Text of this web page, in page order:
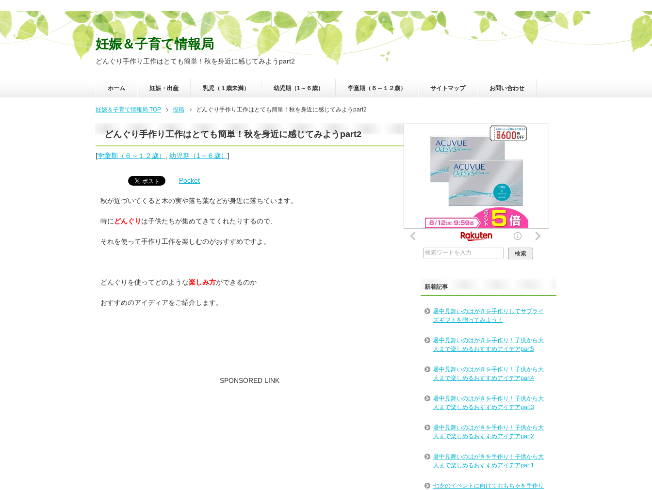
妊娠＆子育て情報局
どんぐり手作り工作はとても簡単！秋を身近に感じてみようpart2
ホーム 妊娠・出産 乳児（１歳未満） 幼児期（1～６歳） 学童期（６～１２歳） サイトマップ お問い合わせ
妊娠＆子育て情報局 TOP 投稿 どんぐり手作り工作はとても簡単！秋を身近に感じてみようpart2
どんぐり手作り工作はとても簡単！秋を身近に感じてみようpart2
[学童期（６～１２歳） 幼児期（1～６歳） ]
Pocket
秋が近づいてくると木の実や落ち葉などが身近に落ちています。
特に どんぐり は子供たちが集めてきてくれたりするので、
それを使って手作り工作を楽しむのがおすすめですよ。
どんぐりを使ってどのような楽しみ方ができるのか
おすすめのアイディアをご紹介します。
SPONSORED LINK
新着記事
暑中見舞いのはがきを手作りしてサプライ
ズギフトを贈ってみよう！
暑中見舞いのはがきを手作り！子供から大
人まで楽しめるおすすめアイデアpart5
暑中見舞いのはがきを手作り！子供から大
人まで楽しめるおすすめアイデアpart4
暑中見舞いのはがきを手作り！子供から大
人まで楽しめるおすすめアイデアpart3
暑中見舞いのはがきを手作り！子供から大
人まで楽しめるおすすめアイデアpart2
暑中見舞いのはがきを手作り！子供から大
人まで楽しめるおすすめアイデアpart1
七夕のイベントに向けておもちゃを手作り